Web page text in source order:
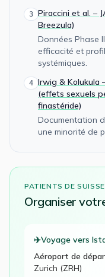
3 Piraccini et al. –
Breezula)
Données Phase
efficacité et
systémiques.
4 Irwig & Kolukula
(effets sexuels
finastéride)
Documentation
une minorité de
PATIENTS DESUISSE
Organiser
✈️Voyage vers
Aéroport de
Zurich (ZRH)